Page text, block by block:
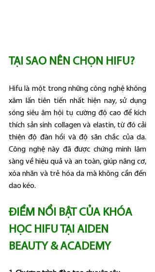
TẠI SAO NÊN CHỌN HIFU?
Hifu là một trong những công nghệ không
xâm lấn tiên tiến nhất hiện nay, sử dụng
sóng siêu âm hội tụ cường độ cao để kích
thích sản sinh collagen và elastin, từ đó cải
thiện độ đàn hồi và độ săn chắc của da.
Công nghệ này đã được chứng minh lâm
sàng về hiệu quả và an toàn, giúp nâng cơ,
xóa nhăn và trẻ hóa da mà không cần đến
dao kéo.
ĐIỂM NỔI BẬT CỦA KHÓA
HỌC HIFU TẠI AIDEN
BEAUTY & ACADEMY